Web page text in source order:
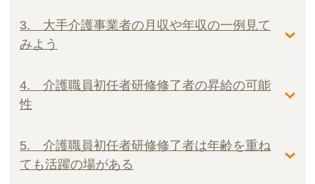
3. 大手介護事業者の月収や年収の一例見て
みよう
4. 介護職員初任者研修修了者の昇給の可能
性
5. 介護職員初任者研修修了者は年齢を重ね
ても活躍の場がある